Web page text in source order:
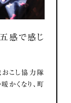
五感で感じ
こし協力隊
かくなり、町